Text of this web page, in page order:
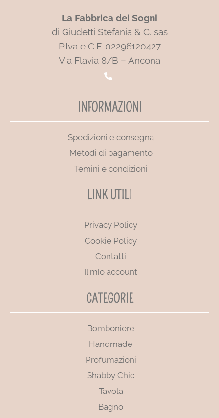
La Fabbrica dei Sogni
di Giudetti Stefania & C. sas
P.Iva e C.F. 02296120427
Via Flavia 8/B – Ancona
INFORMAZIONI
Spedizioni e consegna
Metodi di pagamento
Temini e condizioni
LINK UTILI
Privacy Policy
Cookie Policy
Contatti
Il mio account
CATEGORIE
Bomboniere
Handmade
Profumazioni
Shabby Chic
Tavola
Bagno